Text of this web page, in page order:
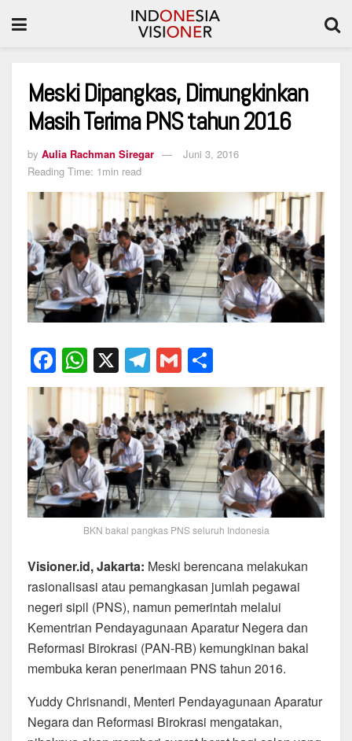
Meski Dipangkas, Dimungkinkan
Masih Terima PNS tahun 2016
by Aulia Rachman Siregar
Juni 3, 2016
Reading Time: 1min read
F
a
e
b
o
o
W
h
at
s
A
p
p
X T
el
e
gr
a
m
G
m
ail
h
ar
e
BKN bakal pangkas PNS seluruh Indonesia
Visioner.id, Jakarta: Meski berencana melakukan
rasionalisasi atau pemangkasan jumlah pegawai
negeri sipil (PNS), namun pemerintah melalui
Kementrian Pendayagunaan Aparatur Negera dan
Reformasi Birokrasi (PAN-RB) kemungkinan bakal
membuka keran penerimaan PNS tahun 2016.
Yuddy Chrisnandi, Menteri Pendayagunaan Aparatur
Negara dan Reformasi Birokrasi mengatakan,